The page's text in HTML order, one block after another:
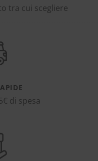
tra cui scegliere
di spesa